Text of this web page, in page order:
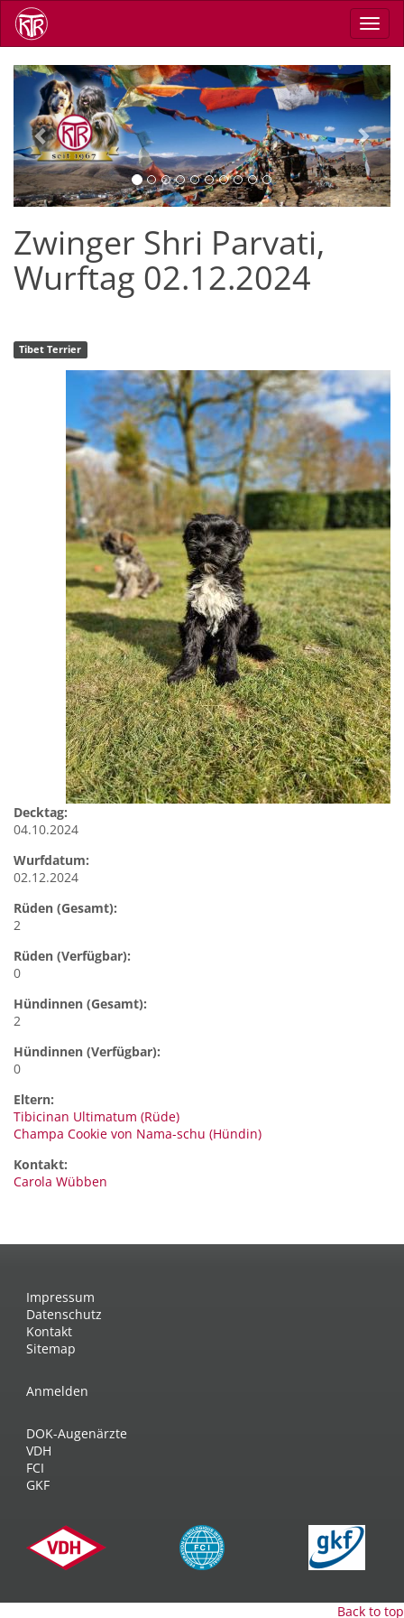
Direkt
zum
Inhalt
Previous Next
Zwinger Shri Parvati,
Wurftag 02.12.2024
Tibet Terrier
Decktag:
04.10.2024
Wurfdatum:
02.12.2024
Rüden (Gesamt):
2
Rüden (Verfügbar):
0
Hündinnen (Gesamt):
2
Hündinnen (Verfügbar):
0
Eltern:
Tibicinan Ultimatum (Rüde)
Champa Cookie von Nama-schu (Hündin)
Kontakt:
Carola Wübben
Impressum
Datenschutz
Kontakt
Sitemap
Anmelden
DOK-Augenärzte
VDH
FCI
GKF
Back to top